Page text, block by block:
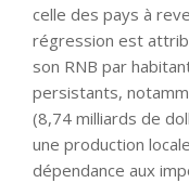
celle des pays à
régression est
son RNB par
persistants,
(8,74 milliards de
une production
dépendance aux